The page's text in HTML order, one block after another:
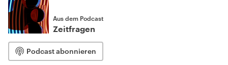
Aus dem Podcast
Zeitfragen
Podcast abonnieren